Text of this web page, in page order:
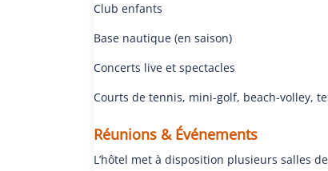
Club enfants
Base nautique (en saison)
Concerts live et spectacles
Courts de tennis, mini-golf, beach-volley,
Réunions & Événements
L’hôtel met à disposition plusieurs salles